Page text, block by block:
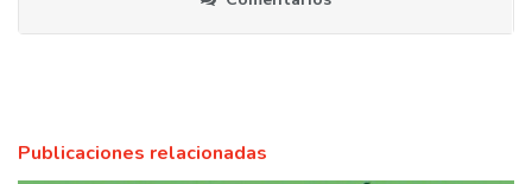
Publicaciones relacionadas